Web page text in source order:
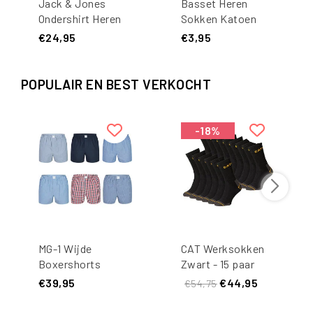
Jack & Jones
Ondershirt Heren
Ronde Hals Wit 2-
€24,95
Basset Heren
Sokken Katoen
Grijs
€3,95
POPULAIR EN BEST VERKOCHT
MG-1 Wijde
Boxershorts
Heren 6-Pack
€39,95
-18%
CAT Werksokken
Zwart - 15 paar
€54,75 €44,95